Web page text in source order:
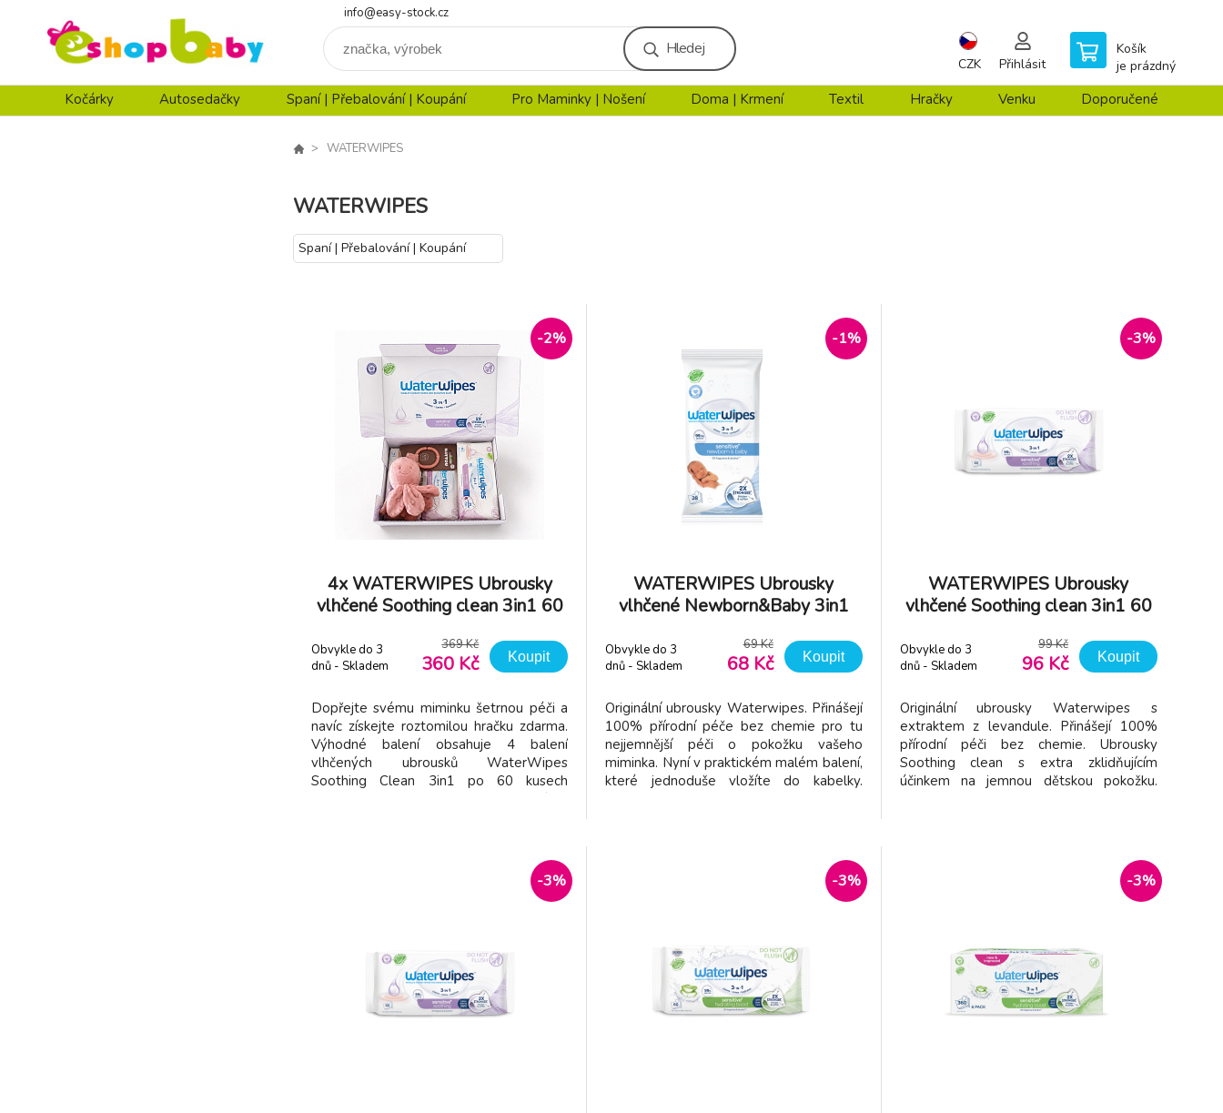
info@easy-stock.cz
Hledej
CZK Přihlásit
Košík
je prázdný
Kočárky Autosedačky Spaní | Přebalování | Koupání Pro Maminky | Nošení Doma | Krmení Textil Hračky Venku Doporučené
WATERWIPES
WATERWIPES
Spaní | Přebalování | Koupání
-2%
4x WATERWIPES Ubrousky
vlhčené Soothing clean 3in1 60
Chobotnička Zdarma
Obvykle do 3
dnů - Skladem
369 Kč
360 Kč Koupit
Dopřejte svému miminku šetrnou péči a
navíc získejte roztomilou hračku zdarma.
Výhodné balení obsahuje 4 balení
vlhčených ubrousků WaterWipes
Soothing Clean 3in1 po 60 kusech
-1%
WATERWIPES Ubrousky
vlhčené Newborn&Baby 3in1
Obvykle do 3
dnů - Skladem
69 Kč
68 Kč Koupit
Originální ubrousky Waterwipes. Přinášejí
100% přírodní péče bez chemie pro tu
nejjemnější péči o pokožku vašeho
miminka. Nyní v praktickém malém balení,
které jednoduše vložíte do kabelky.
-3%
WATERWIPES Ubrousky
vlhčené Soothing clean 3in1 60
Obvykle do 3
dnů - Skladem
99 Kč
96 Kč Koupit
Originální ubrousky Waterwipes s
extraktem z levandule. Přinášejí 100%
přírodní péči bez chemie. Ubrousky
Soothing clean s extra zklidňujícím
účinkem na jemnou dětskou pokožku.
-3% -3% -3%